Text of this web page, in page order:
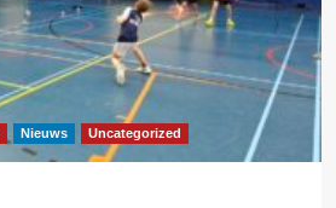
Nieuws Uncategorized